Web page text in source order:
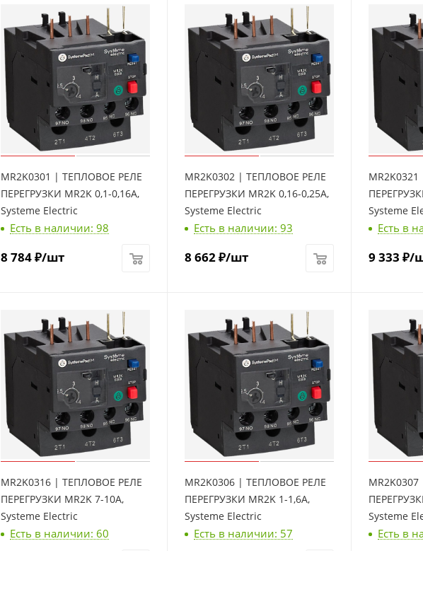
MR2K0301 | ТЕПЛОВОЕ РЕЛЕ
ПЕРЕГРУЗКИ MR2K 0,1-0,16A,
Systeme Electric
Есть в наличии: 98
8 784₽/шт
MR2K0302 | ТЕПЛОВОЕ РЕЛЕ
ПЕРЕГРУЗКИ MR2K 0,16-0,25A,
Systeme Electric
Есть в наличии: 93
8 662₽/шт
Systeme
Есть в
9 333 ₽/
MR2K0316 | ТЕПЛОВОЕ РЕЛЕ
ПЕРЕГРУЗКИ MR2K 7-10A,
Systeme Electric
Есть в наличии: 60
MR2K0306 | ТЕПЛОВОЕ РЕЛЕ
ПЕРЕГРУЗКИ MR2K 1-1,6A,
Systeme Electric
Есть в наличии: 57
Systeme
Есть в